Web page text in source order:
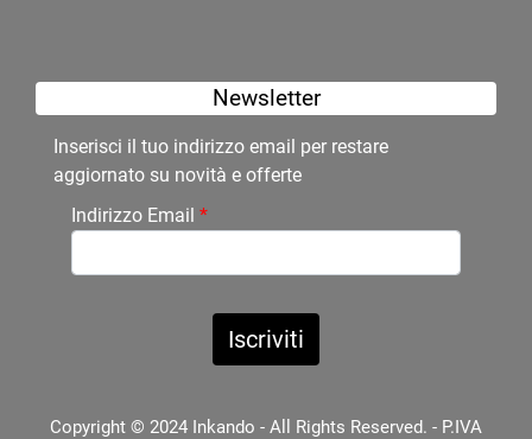
Newsletter
Inserisci il tuo indirizzo email per restare
aggiornato su novità e offerte
Indirizzo Email *
Copyright © 2024 Inkando - All Rights Reserved. - P.IVA